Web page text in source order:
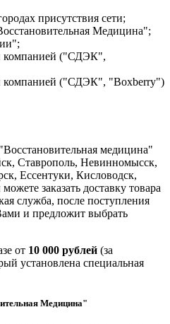
присутствия сети;
Медицина";
компанией ("СДЭК",
компанией ("СДЭК", "Boxberry")
медицина"
Ставрополь, Невинномысск,
Ессентуки, Кисловодск,
заказать доставку товара
служба, после поступления
и предложит выбрать
от 10 000 рублей (за
установлена специальная
Медицина"